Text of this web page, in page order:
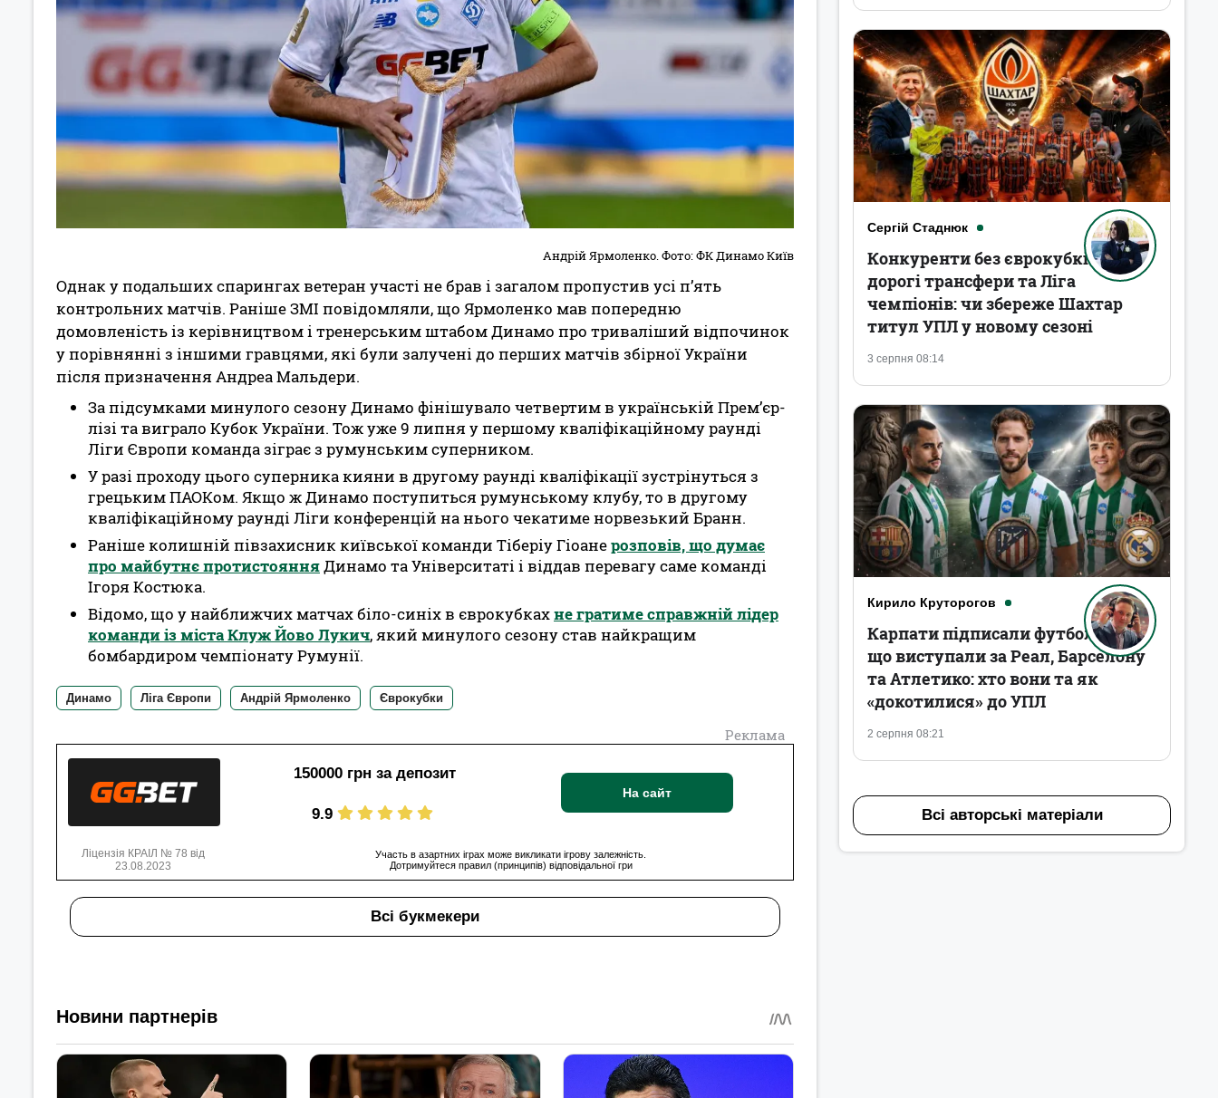
Андрій Ярмоленко. Фото: ФК Динамо Київ
Однак у подальших спарингах ветеран участі не брав і загалом пропустив усі п’ять
контрольних матчів. Раніше ЗМІ повідомляли, що Ярмоленко мав попередню
домовленість із керівництвом і тренерським штабом Динамо про триваліший відпочинок
у порівнянні з іншими гравцями, які були залучені до перших матчів збірної України
після призначення Андреа Мальдери.
За підсумками минулого сезону Динамо фінішувало четвертим в українській Прем’єр-
лізі та виграло Кубок України. Тож уже 9 липня у першому кваліфікаційному раунді
Ліги Європи команда зіграє з румунським суперником.
У разі проходу цього суперника кияни в другому раунді кваліфікації зустрінуться з
грецьким ПАОКом. Якщо ж Динамо поступиться румунському клубу, то в другому
кваліфікаційному раунді Ліги конференцій на нього чекатиме норвезький Бранн.
Раніше колишній півзахисник київської команди Тіберіу Гіоанерозповів, що думає
про майбутнє протистоянняДинамо та Університаті і віддав перевагу саме команді
Ігоря Костюка.
Відомо, що у найближчих матчах біло-синіх в єврокубкахне гратиме справжній лідер
команди із міста Клуж Йово Лукич, який минулого сезону став найкращим
бомбардиром чемпіонату Румунії.
Динамо Ліга Європи Андрій Ярмоленко Єврокубки
Реклама
150000 грн за депозит
9.9
На сайт
Ліцензія КРАІЛ № 78 від
23.08.2023
Участь в азартних іграх може викликати ігрову залежність.
Дотримуйтеся правил (принципів) відповідальної гри
Всі букмекери
Сергій Стаднюк
3 серпня 08:14
Конкуренти без єврокубків,
дорогі трансфери та Ліга
чемпіонів: чи збереже Шахтар
титул УПЛ у новому сезоні
Кирило Круторогов
2 серпня 08:21
Карпати підписали футболістів,
що виступали за Реал, Барселону
та Атлетико: хто вони та як
«докотилися» до УПЛ
Всі авторські матеріали